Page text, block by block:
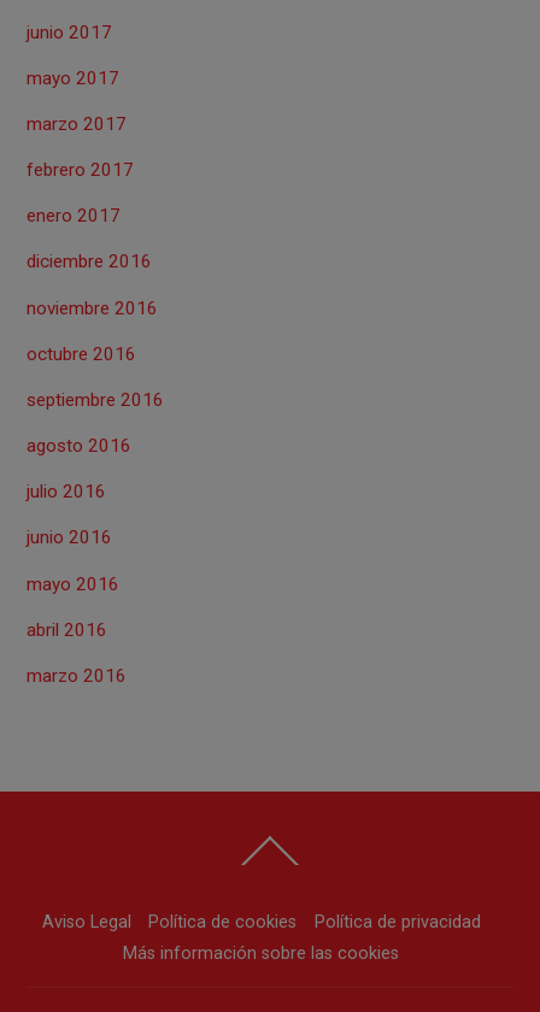
junio 2017
mayo 2017
marzo 2017
febrero 2017
enero 2017
diciembre 2016
noviembre 2016
octubre 2016
septiembre 2016
agosto 2016
julio 2016
junio 2016
mayo 2016
abril 2016
marzo 2016
To
Aviso Legal Política de cookies
Política de privacidad
Más información sobre las cookies